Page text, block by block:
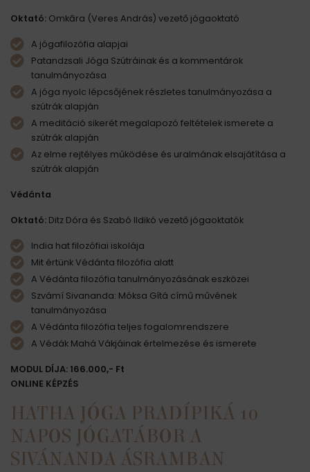
Oktató: Omkāra (Veres András) vezető jógaoktató
A jógafilozófia alapjai
Patandzsali Jóga Szútráinak és a kommentárok
tanulmányozása
A jóga nyolc lépcsőjének részletes tanulmányozása a
szútrák alapján
A meditáció sikerét megalapozó feltételek ismerete a
szútrák alapján
Az elme rejtélyes működése és uralmának elsajátítása a
szútrák alapján
Védánta
Oktató: Ditz Dóra és Szabó Ildikó vezető jógaoktatók
India hat filozófiai iskolája
Mit értünk Védánta filozófia alatt
A Védánta filozófia tanulmányozásának eszközei
Szvámí Sivananda: Móksa Gítá című művének
tanulmányozása
A Védánta filozófia teljes fogalomrendszere
A Védák Mahá Vákjáinak értelmezése és ismerete
MODUL DÍJA: 166.000,- Ft
ONLINE KÉPZÉS
HATHA JÓGA PRADÍPIKÁ 10
NAPOS JÓGATÁBOR A
SIVÁNANDA ÁSRAMBAN